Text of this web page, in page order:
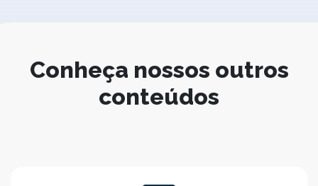
Conheça nossos outros
conteúdos